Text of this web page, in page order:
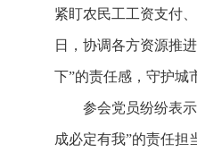
紧盯农民工工资支付
日，协调各方资源推
下”的责任感，守护城
参会党员纷纷表
成必定有我”的责任